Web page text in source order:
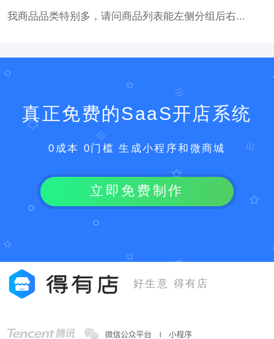
我商品品类特别多，请问商品列表能左侧分组后右...
真正免费的SaaS开店系统
0成本 0门槛 生成小程序和微商城
立即免费制作
好生意 得有店